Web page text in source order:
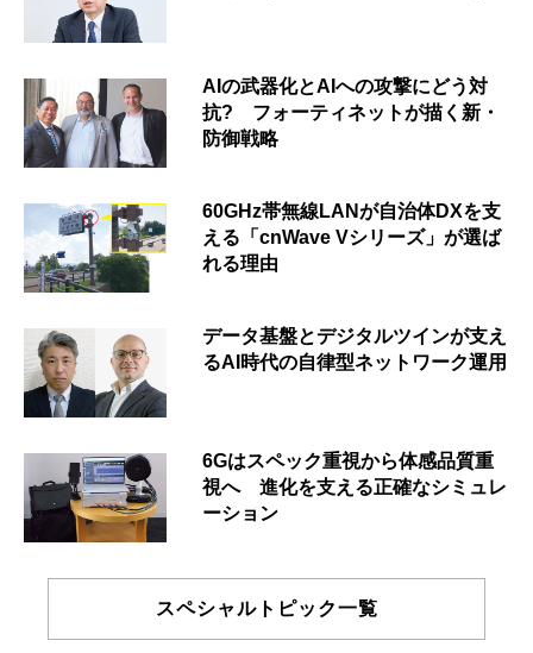
AIの武器化とAIへの攻撃にどう対
抗? フォーティネットが描く新・
防御戦略
60GHz帯無線LANが自治体DXを支
える「cnWave Vシリーズ」が選ば
れる理由
データ基盤とデジタルツインが支え
るAI時代の自律型ネットワーク運用
6Gはスペック重視から体感品質重
視へ 進化を支える正確なシミュレ
ーション
スペシャルトピック一覧